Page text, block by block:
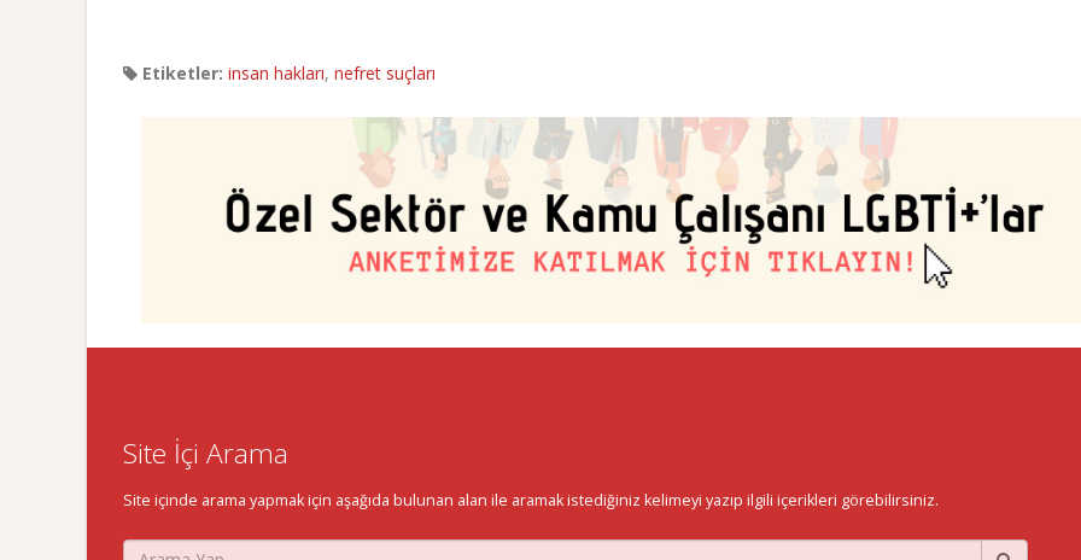
Etiketler: insan hakları, nefret suçları
Site İçi Arama
Site içinde arama yapmak için aşağıda bulunan alan ile aramak istediğiniz kelimeyi yazıp ilgili içerikleri görebilirsiniz.